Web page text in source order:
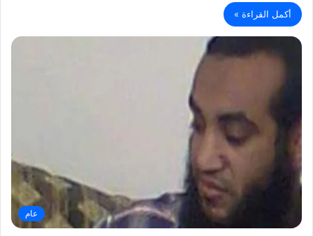
أكمل القراءة »
عام